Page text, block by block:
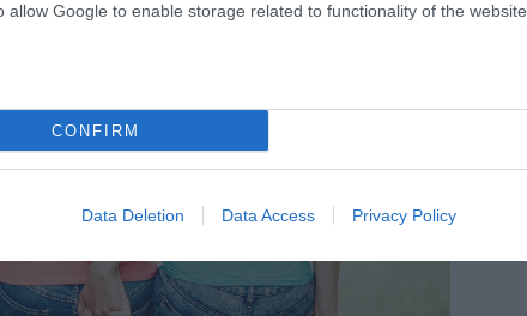
allow Google to enable storage related to functionality of the website
CONFIRM
Data Deletion Data Access Privacy Policy